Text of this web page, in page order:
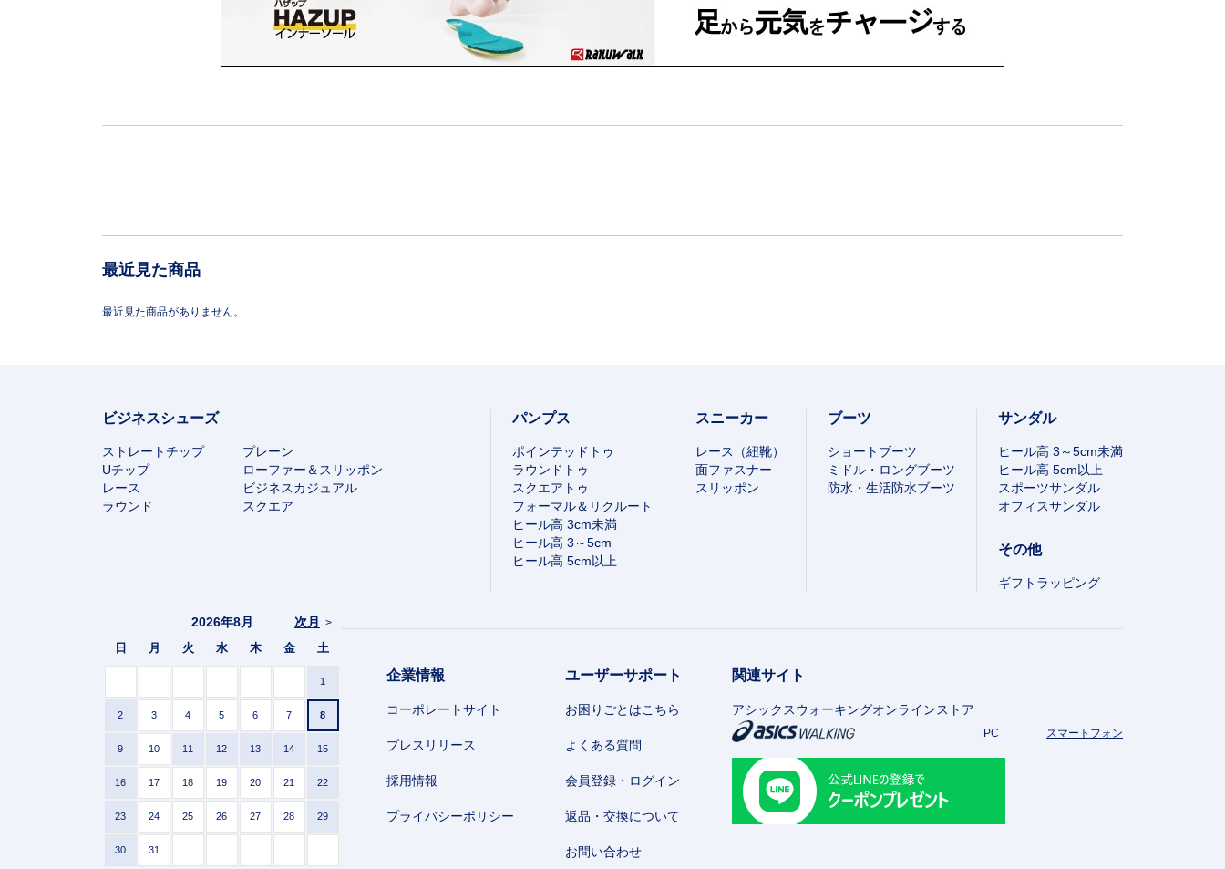
最近見た商品
最近見た商品がありません。
ビジネスシューズ
ストレートチップ
プレーン
Uチップ
ローファー＆スリッポン
レース
ビジネスカジュアル
ラウンド
スクエア
パンプス
ポインテッドトゥ
ラウンドトゥ
スクエアトゥ
フォーマル＆リクルート
ヒール高 3cm未満
ヒール高 3～5cm
ヒール高 5cm以上
スニーカー
レース（紐靴）
面ファスナー
スリッポン
ブーツ
ショートブーツ
ミドル・ロングブーツ
防水・生活防水ブーツ
サンダル
ヒール高 3～5cm未満
ヒール高 5cm以上
スポーツサンダル
オフィスサンダル
その他
ギフトラッピング
次月 >
2026年8月
日 月 火 水 木 金 土
1
2 3 4 5 6 7 8
9 10 11 12 13 14 15
16 17 18 19 20 21 22
23 24 25 26 27 28 29
30 31
企業情報
コーポレートサイト
プレスリリース
採用情報
プライバシーポリシー
ユーザーサポート
お困りごとはこちら
よくある質問
会員登録・ログイン
返品・交換について
お問い合わせ
関連サイト
アシックスウォーキングオンラインストア
PC スマートフォン